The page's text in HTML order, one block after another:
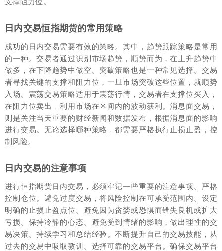
日内交易恒指期货的常用策略
成功的日内交易需要有效的策略。其中，趋势跟踪策略是常用
的一种。交易者通过识别市场趋势，顺势而为，在上升趋势中
做多，在下降趋势中做空。突破策略也是一种常见选择。交易
者寻找关键的支撑和阻力位，一旦市场突破这些位置，就顺势
入场。震荡交易策略适用于震荡行情，交易者在支撑位买入，
在阻力位卖出，利用市场在区间内的波动获利。消息面交易，
则是关注当天重要的财经新闻和数据发布，根据消息面的影响
进行交易。无论选择哪种策略，都需要严格执行止损止盈，控
制风险。
日内交易的注意事项
进行恒指期货日内交易，必须牢记一些重要的注意事项。严格
控制仓位。避免过度交易，将风险控制在可承受范围内。设定
明确的止损止盈点位。避免因为贪婪或恐惧而错失良机或扩大
亏损。保持冷静的心态。避免受到情绪的影响，做出理性的交
易决策。持续学习和总结经验。不断提升自己的交易技能，从
过去的交易中吸取教训。选择可靠的交易平台。确保交易平台